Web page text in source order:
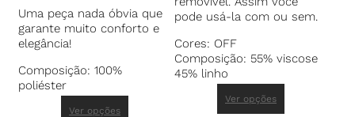
Uma peça nada óbvia que
garante muito conforto e
elegância!
Composição: 100%
poliéster
Ver opções
pode usá-la com ou sem.
Cores: OFF
Composição: 55% viscose
45% linho
Ver opções